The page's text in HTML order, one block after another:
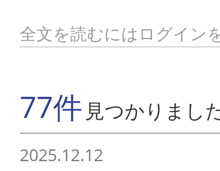
全文を読むにはログイン
77件 見つかりまし
2025.12.12